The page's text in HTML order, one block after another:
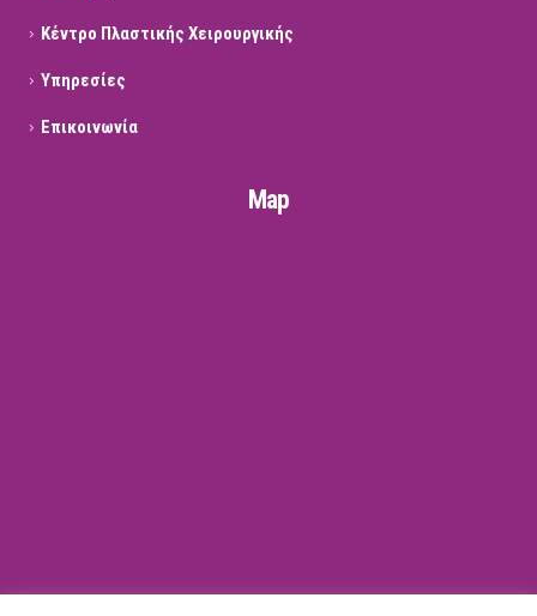
Κέντρο Πλαστικής Χειρουργικής
Υπηρεσίες
Επικοινωνία
Map